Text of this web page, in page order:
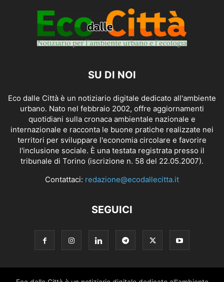
SU DI NOI
Eco dalle Città è un notiziario digitale dedicato all'ambiente
urbano. Nato nel febbraio 2002, offre aggiornamenti
quotidiani sulla cronaca ambientale nazionale e
internazionale e racconta le buone pratiche realizzate nei
territori per sviluppare l'economia circolare e favorire
l'inclusione sociale. È una testata registrata presso il
tribunale di Torino (iscrizione n. 58 del 22.05.2007).
Contattaci: redazione@ecodallecitta.it
SEGUICI